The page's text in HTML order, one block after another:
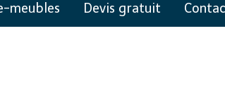
meubles Devis gratuit